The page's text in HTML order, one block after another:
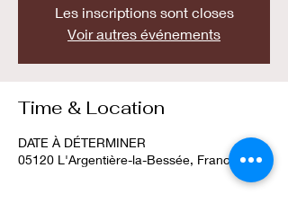
Les inscriptions sont closes
Voir autres événements
Time & Location
DATE À DÉTERMINER
05120 L'Argentière-la-Bessée, France